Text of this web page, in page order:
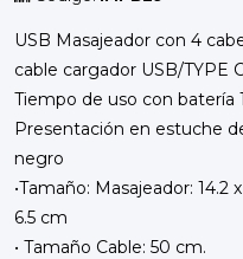
USB Masajeador con 4
cable cargador USB/TYPE
Tiempo de uso con batería
Presentación en estuche
negro
•Tamaño: Masajeador: 14.2
6.5 cm
• Tamaño Cable: 50 cm.